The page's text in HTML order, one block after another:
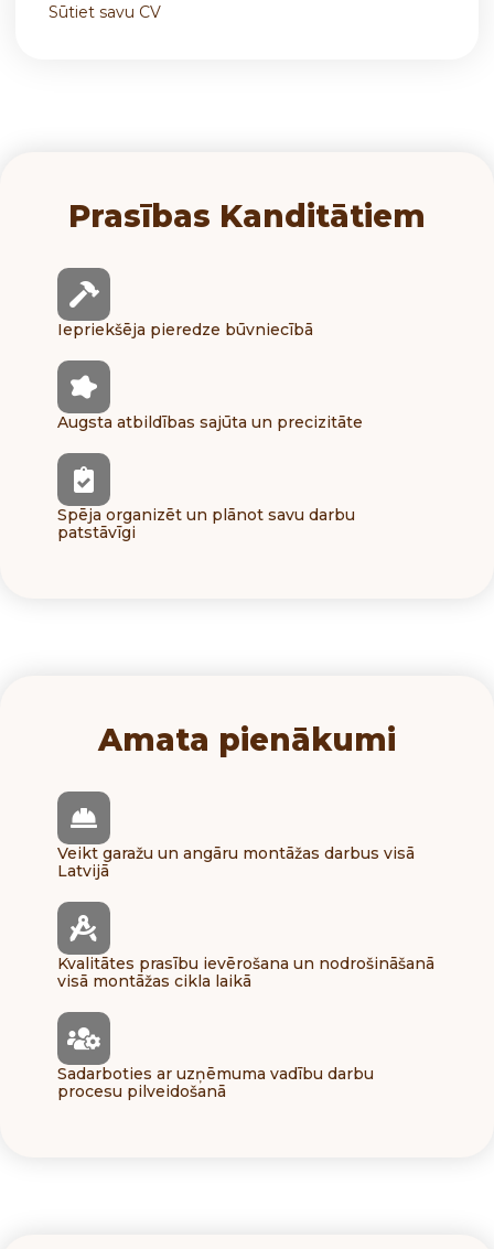
Sūtiet savu CV
Prasības Kanditātiem
Iepriekšēja pieredze būvniecībā
Augsta atbildības sajūta un precizitāte
Spēja organizēt un plānot savu darbu
patstāvīgi
Amata pienākumi
Veikt garažu un angāru montāžas darbus visā
Latvijā
Kvalitātes prasību ievērošana un nodrošināšanā
visā montāžas cikla laikā
Sadarboties ar uzņēmuma vadību darbu
procesu pilveidošanā